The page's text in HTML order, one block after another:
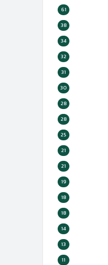
61
38
34
32
31
30
28
28
25
21
21
19
18
18
14
13
11